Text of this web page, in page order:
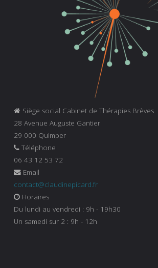
Siège social Cabinet de Thérapies Brèves
28 Avenue Auguste Gantier
29 000 Quimper
Téléphone
06 43 12 53 72
Email
contact@claudinepicard.fr
Horaires
Du lundi au vendredi : 9h - 19h30
Un samedi sur 2 : 9h - 12h